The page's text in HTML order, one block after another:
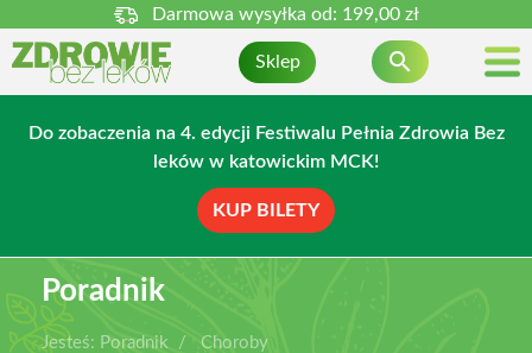
Darmowa wysyłka od: 199,00 zł
Sklep 
Do zobaczenia na 4. edycji Festiwalu Pełnia Zdrowia Bez
leków w katowickim MCK!
KUP BILETY
Poradnik
Jesteś: Poradnik Choroby